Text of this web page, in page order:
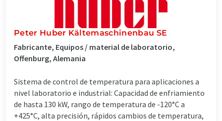
Peter Huber Kältemaschinenbau SE
Fabricante, Equipos / material de laboratorio,
Offenburg, Alemania
Sistema de control de temperatura para aplicaciones a
nivel laboratorio e industrial: Capacidad de enfriamiento
de hasta 130 kW, rango de temperatura de -120°C a
+425°C, alta precisión, rápidos cambios de temperatura,